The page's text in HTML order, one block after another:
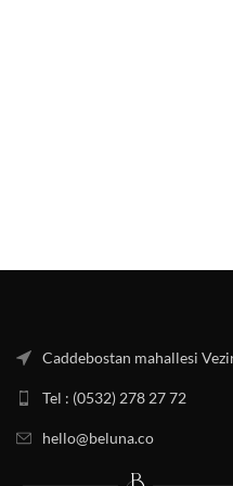
Caddebostan mahallesi
Tel : (0532) 278 27 72
hello@beluna.co